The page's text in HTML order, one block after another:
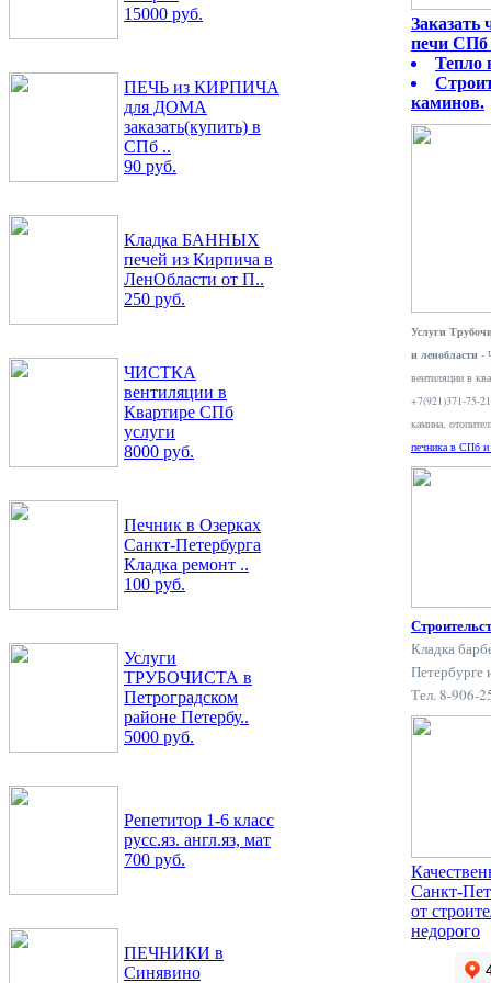
15000 руб.
ПЕЧЬ из КИРПИЧА
для ДОМА
заказать(купить) в
СПб ..
90 руб.
Кладка БАННЫХ
печей из Кирпича в
ЛенОбласти от П..
250 руб.
ЧИСТКА
вентиляции в
Квартире СПб
услуги
8000 руб.
Печник в Озерках
Санкт-Петербурга
Кладка ремонт ..
100 руб.
Услуги
ТРУБОЧИСТА в
Петроградском
районе Петербу..
5000 руб.
Репетитор 1-6 класс
русс.яз. англ.яз, мат
700 руб.
ПЕЧНИКИ в
Синявино
Заказать
печи СПб
Тепло
каминов.
Услуги
и ленобласти -
вентиляции в
+7(921)371-75-
камина,
печника в СПб и
Кладка
Петербурге
Тел. 8-906-
Санкт-
от
недорого